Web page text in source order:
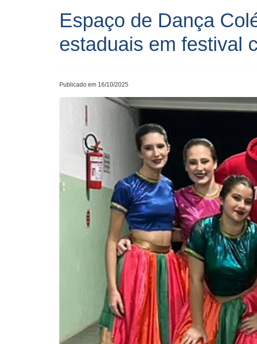
Espaço de Dança
estaduais em festival
Publicado em 16/10/2025